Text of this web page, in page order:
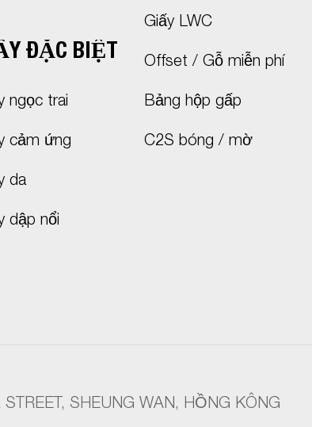
ĐẶC BIỆT
ngọc trai
cảm ứng
da
dập nổi
Giấy LWC
Offset / Gỗ miễn phí
Bảng hộp gấp
C2S bóng / mờ
SHEUNG WAN, HỒNG KÔNG